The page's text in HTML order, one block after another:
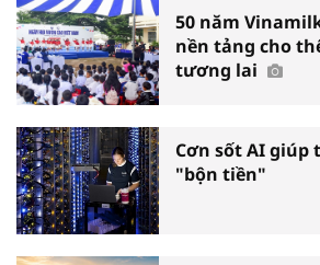
50 năm
nền tảng cho
tương lai
Cơn sốt AI giúp
"bộn tiền"